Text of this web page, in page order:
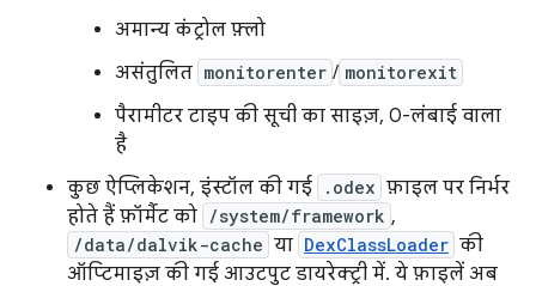
अमान्य कंट्रोल फ़्लो
असंतुलित monitorenter / monitorexit
पैरामीटर टाइप की सूची का साइज़, 0-लंबाई वाला
है
कुछ ऐप्लिकेशन, इंस्टॉल की गई
.odex फ़ाइल पर निर्भर
होते हैं फ़ॉर्मैट को /system/framework ,
/data/dalvik-cache या DexClassLoader की
ऑप्टिमाइज़ की गई आउटपुट डायरेक्ट्री में. ये फ़ाइलें अब